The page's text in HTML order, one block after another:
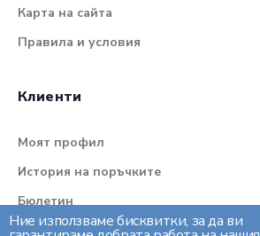
Ние използваме бисквитки, за да ви
Карта на сайта
Правила и условия
Клиенти
Моят профил
История на поръчките
Бюлетин